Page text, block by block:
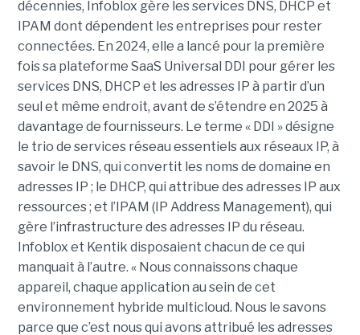
décennies, Infoblox gère les services DNS, DHCP et
IPAM dont dépendent les entreprises pour rester
connectées. En 2024, elle a lancé pour la première
fois sa plateforme SaaS Universal DDI pour gérer les
services DNS, DHCP et les adresses IP à partir d’un
seul et même endroit, avant de s’étendre en 2025 à
davantage de fournisseurs. Le terme « DDI » désigne
le trio de services réseau essentiels aux réseaux IP, à
savoir le DNS, qui convertit les noms de domaine en
adresses IP ; le DHCP, qui attribue des adresses IP aux
ressources ; et l’IPAM (IP Address Management), qui
gère l’infrastructure des adresses IP du réseau.
Infoblox et Kentik disposaient chacun de ce qui
manquait à l’autre. « Nous connaissons chaque
appareil, chaque application au sein de cet
environnement hybride multicloud. Nous le savons
parce que c’est nous qui avons attribué les adresses